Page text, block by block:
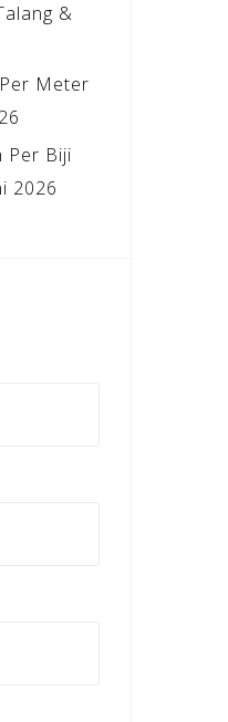
&
Meter
Per Biji
2026